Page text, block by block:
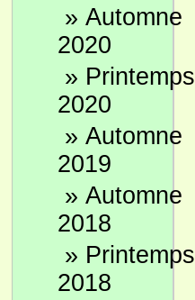
» Automne
2020
» Printemps
2020
» Automne
2019
» Automne
2018
» Printemps
2018